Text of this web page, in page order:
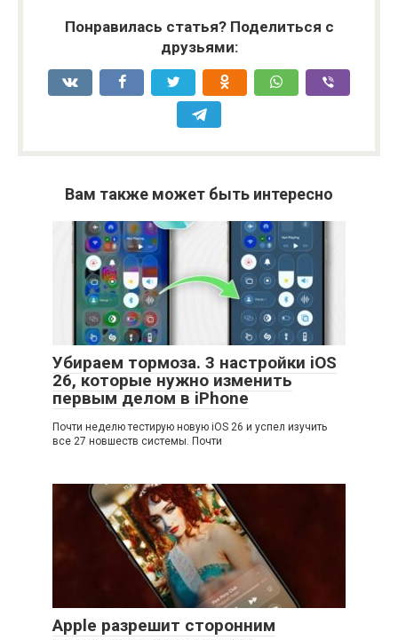
Понравилась статья? Поделиться с
друзьями:
Вам также может быть интересно
Убираем тормоза. 3 настройки iOS
26, которые нужно изменить
первым делом в iPhone
Почти неделю тестирую новую iOS 26 и успел изучить
все 27 новшеств системы. Почти
Apple разрешит сторонним